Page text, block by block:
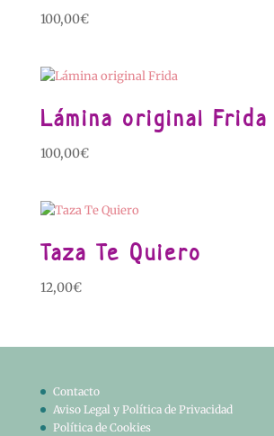
100,00€
Lámina original Frida
100,00€
Taza Te Quiero
12,00€
Contacto
Aviso Legal y Política de Privacidad
Política de Cookies